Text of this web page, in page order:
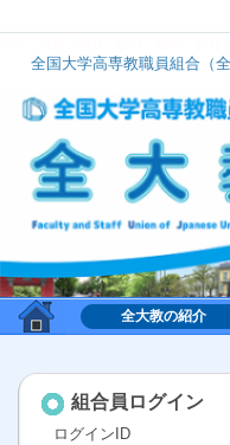
全国大学高専教職員組合（全
全大教の紹介
組合員ログイン
ログインID